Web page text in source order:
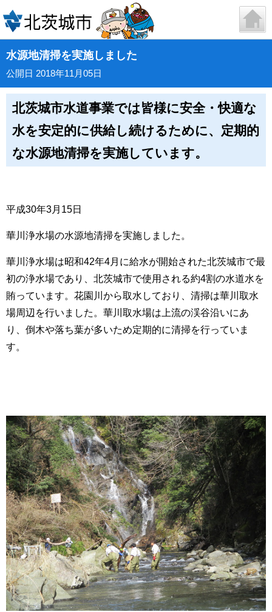
水源地清掃を実施しました
公開日 2018年11月05日
北茨城市水道事業では皆様に安全・快適な
水を安定的に供給し続けるために、定期的
な水源地清掃を実施しています。
平成30年3月15日
華川浄水場の水源地清掃を実施しました。
華川浄水場は昭和42年4月に給水が開始された北茨城市で最
初の浄水場であり、北茨城市で使用される約4割の水道水を
賄っています。花園川から取水しており、清掃は華川取水
場周辺を行いました。華川取水場は上流の渓谷沿いにあ
り、倒木や落ち葉が多いため定期的に清掃を行っていま
す。